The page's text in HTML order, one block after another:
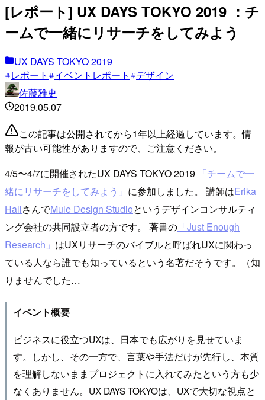
[レポート] UX DAYS TOKYO 2019 ：チ
ームで一緒にリサーチをしてみよう
UX DAYS TOKYO 2019
レポート
イベントレポート
デザイン
佐藤雅史
2019.05.07
この記事は公開されてから1年以上経過しています。情
報が古い可能性がありますので、ご注意ください。
4/5〜4/7に開催されたUX DAYS TOKYO 2019 「チームで一
緒にリサーチをしてみよう」 に参加しました。 講師はErika
HallさんでMule Design Studioというデザインコンサルティ
ング会社の共同設立者の方です。 著書の 「Just Enough
Research」 はUXリサーチのバイブルと呼ばれUXに関わっ
ている人なら誰でも知っているという名著だそうです。（知
りませんでした…
イベント概要
ビジネスに役立つUXは、日本でも広がりを見せていま
す。しかし、その一方で、言葉や手法だけが先行し、本質
を理解しないままプロジェクトに入れてみたという方も少
なくありません。UX DAYS TOKYOは、UXで大切な視点と